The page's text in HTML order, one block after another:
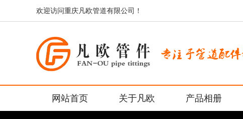
欢迎访问重庆凡欧管道有限公司！
网站首页 关于凡欧 产品相册